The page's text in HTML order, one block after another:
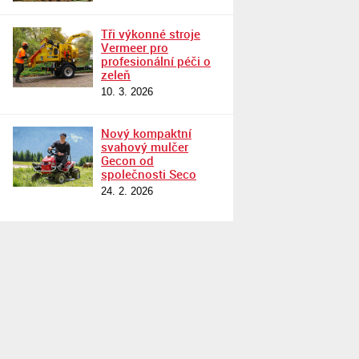
Tři výkonné stroje
Vermeer pro
profesionální péči o
zeleň
10. 3. 2026
Nový kompaktní
svahový mulčer
Gecon od
společnosti Seco
24. 2. 2026